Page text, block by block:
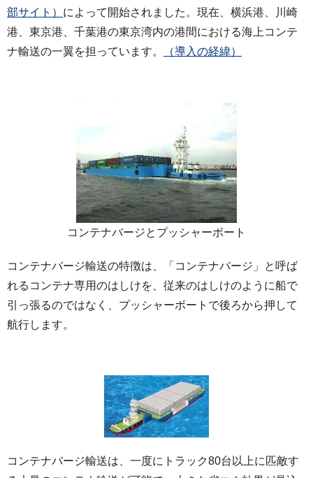
部サイト） によって開始されました。現在、横浜港、川崎
港、東京港、千葉港の東京湾内の港間における海上コンテ
ナ輸送の一翼を担っています。
（導入の経緯）
コンテナバージとプッシャーボート
コンテナバージ輸送の特徴は、「コンテナバージ」と呼ば
れるコンテナ専用のはしけを、従来のはしけのように船で
引っ張るのではなく、プッシャーボートで後ろから押して
航行します。
コンテナバージ輸送は、一度にトラック80台以上に匹敵す